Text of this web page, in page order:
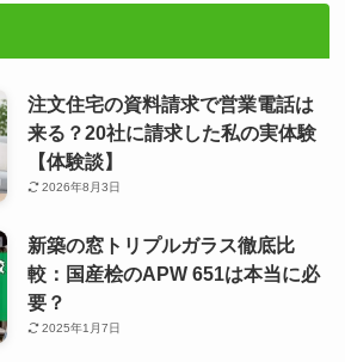
注文住宅の資料請求で営業電話は
来る？20社に請求した私の実体験
【体験談】
2026年8月3日
新築の窓トリプルガラス徹底比
較：国産桧のAPW 651は本当に必
要？
2025年1月7日